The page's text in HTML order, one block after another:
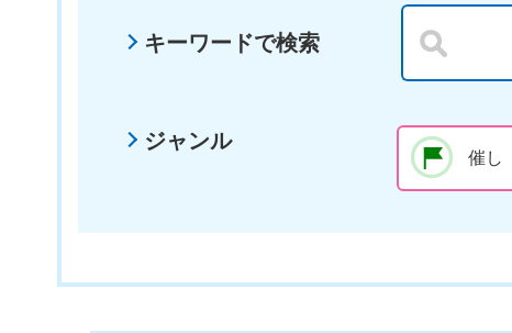
キーワードで検索
ジャンル
催し